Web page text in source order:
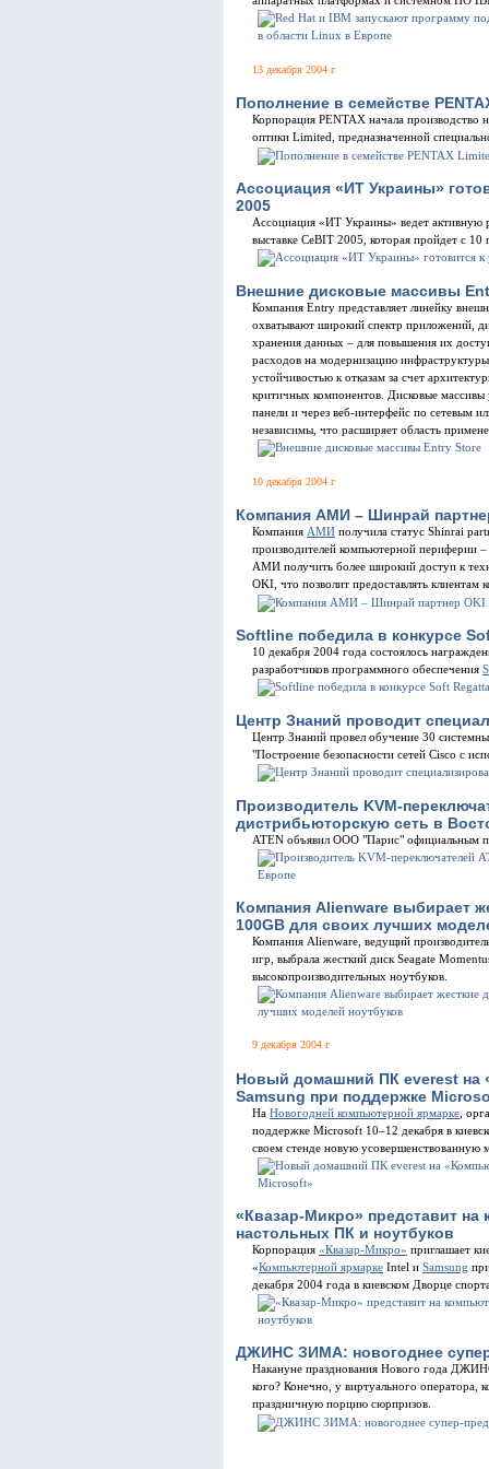
13 декабря 2004 г
Пополнение в семействе
Корпорация PENTAX начала производство
оптики Limited, предназначенной
Ассоциация «ИТ Украины»
2005
Ассоциация «ИТ Украины» ведет активную
выставке CeBIT 2005, которая пройдет с
Внешние дисковые массивы
Компания Entry представляет линейку
охватывают широкий спектр приложений,
хранения данных – для повышения их
расходов на модернизацию
устойчивостью к отказам за счет
критичных компонентов. Дисковые
панели и через веб-интерфейс по сетевым
независимы, что расширяет область
10 декабря 2004 г
Компания АМИ – Шинрай
Компания АМИ получила статус Shinrai
производителей компьютерной периферии
АМИ получить более широкий доступ к
OKI, что позволит предоставлять клиентам
Softline победила в конкурсе
10 декабря 2004 года состоялось
разработчиков программного обеспечения
Центр Знаний проводит
Центр Знаний провел обучение 30
"Построение безопасности сетей Cisco с
Производитель KVM-
дистрибьюторскую сеть в
ATEN объявил ООО "Парис" официальным
Компания Alienware выбирает
100GB для своих лучших
Компания Alienware, ведущий
игр, выбрала жесткий диск Seagate
высокопроизводительных ноутбуков.
9 декабря 2004 г
Новый домашний ПК everest на
Samsung при поддержке
На Новогодней компьютерной ярмарке ,
поддержке Microsoft 10–12 декабря в
своем стенде новую усовершенствованную
«Квазар-Микро» представит
настольных ПК и ноутбуков
Корпорация «Квазар-Микро» приглашает
«Компьютерной ярмарке Intel и Samsung
декабря 2004 года в киевском Дворце
ДЖИНС ЗИМА: новогоднее
Накануне празднования Нового года
кого? Конечно, у виртуального
праздничную порцию сюрпризов.